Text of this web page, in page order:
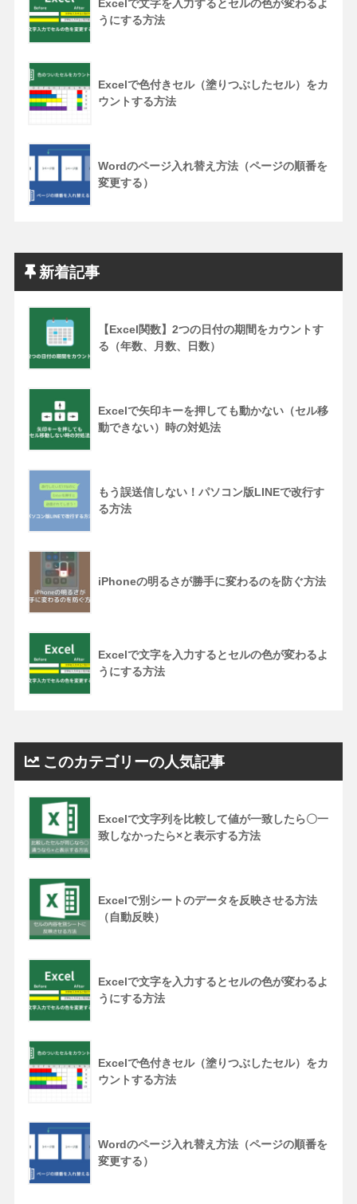
Excelで文字を入力するとセルの色が変わるよ
うにする方法
Excelで色付きセル（塗りつぶしたセル）をカ
ウントする方法
Wordのページ入れ替え方法（ページの順番を
変更する）
新着記事
【Excel関数】2つの日付の期間をカウントす
る（年数、月数、日数）
Excelで矢印キーを押しても動かない（セル移
動できない）時の対処法
もう誤送信しない！パソコン版LINEで改行す
る方法
iPhoneの明るさが勝手に変わるのを防ぐ方法
Excelで文字を入力するとセルの色が変わるよ
うにする方法
このカテゴリーの人気記事
Excelで文字列を比較して値が一致したら〇一
致しなかったら×と表示する方法
Excelで別シートのデータを反映させる方法
（自動反映）
Excelで文字を入力するとセルの色が変わるよ
うにする方法
Excelで色付きセル（塗りつぶしたセル）をカ
ウントする方法
Wordのページ入れ替え方法（ページの順番を
変更する）